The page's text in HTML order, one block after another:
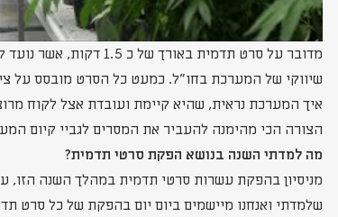
מדובר על סרט תדמית
שיווקי של המערכת בחו"ל. כמעט כל הסרט מובסס על
איך המערכת נראית, שהיא קיימת ועובדת אצל לקוח
הצורה הכי מהימנה להעביר את המסרים לגביי קיום
מה למדתי השנה בנושא הפקת סרטי תדמית?
מניסיון בהפקת עשרות סרטי תדמית במהלך השנה הזו,
שלמדתי ואנחנו מיישמים ביום יום בהפקת של כל סרט